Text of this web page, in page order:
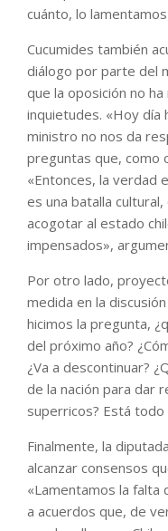
cuánto, lo
Cucumides también
diálogo por parte del
que la oposición no
inquietudes. «Hoy día
ministro no nos da
preguntas que, como
«Entonces, la verdad
es una batalla
acogotar al estado
impensados»,
Por otro lado,
medida en la
hicimos la pregunta,
del próximo año?
¿Va a descontinuar?
de la nación para dar
superricos? Está
Finalmente, la
alcanzar consensos
«Lamentamos la falta
a acuerdos que, de